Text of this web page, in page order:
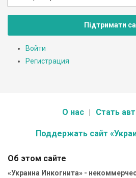
Підтримати
Войти
Регистрация
О нас Стать
Поддержать сайт
Об этом сайте
«Украина Инкогнита» -